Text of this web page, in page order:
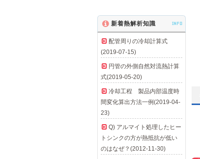
新着熱解析知識 INFO
配管周りの冷却計算式
(2019-07-15)
円管の外側自然対流熱計算
式(2019-05-20)
冷却工程 製品内部温度時
間変化算出方法一例(2019-04-
23)
Q) アルマイト処理したヒー
トシンクの方が熱抵抗が低い
のはなぜ？(2012-11-30)